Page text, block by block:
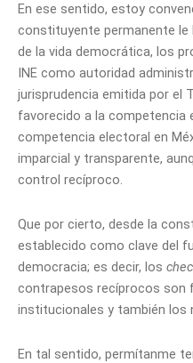
En ese sentido, estoy
constituyente permanente le
de la vida democrática, los
INE como autoridad
jurisprudencia emitida por el
favorecido a la competencia
competencia electoral en
imparcial y transparente,
control recíproco.
Que por cierto, desde la
establecido como clave del
democracia; es decir, los
contrapesos recíprocos son
institucionales y también los
En tal sentido, permítanme